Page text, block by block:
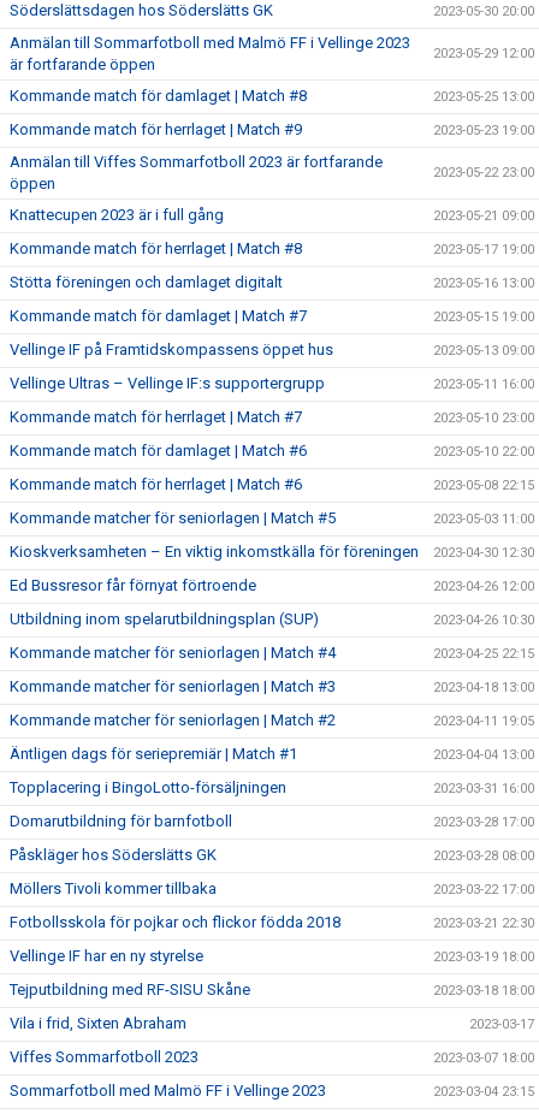
Söderslättsdagen hos Söderslätts GK 2023-05-30 20:00
Anmälan till Sommarfotboll med Malmö FF i Vellinge 2023
är fortfarande öppen
2023-05-29 12:00
Kommande match för damlaget | Match #8 2023-05-25 13:00
Kommande match för herrlaget | Match #9 2023-05-23 19:00
Anmälan till Viffes Sommarfotboll 2023 är fortfarande
öppen
2023-05-22 23:00
Knattecupen 2023 är i full gång 2023-05-21 09:00
Kommande match för herrlaget | Match #8 2023-05-17 19:00
Stötta föreningen och damlaget digitalt 2023-05-16 13:00
Kommande match för damlaget | Match #7 2023-05-15 19:00
Vellinge IF på Framtidskompassens öppet hus 2023-05-13 09:00
Vellinge Ultras – Vellinge IF:s supportergrupp 2023-05-11 16:00
Kommande match för herrlaget | Match #7 2023-05-10 23:00
Kommande match för damlaget | Match #6 2023-05-10 22:00
Kommande match för herrlaget | Match #6 2023-05-08 22:15
Kommande matcher för seniorlagen | Match #5 2023-05-03 11:00
Kioskverksamheten – En viktig inkomstkälla för föreningen 2023-04-30 12:30
Ed Bussresor får förnyat förtroende 2023-04-26 12:00
Utbildning inom spelarutbildningsplan (SUP) 2023-04-26 10:30
Kommande matcher för seniorlagen | Match #4 2023-04-25 22:15
Kommande matcher för seniorlagen | Match #3 2023-04-18 13:00
Kommande matcher för seniorlagen | Match #2 2023-04-11 19:05
Äntligen dags för seriepremiär | Match #1 2023-04-04 13:00
Topplacering i BingoLotto-försäljningen 2023-03-31 16:00
Domarutbildning för barnfotboll 2023-03-28 17:00
Påskläger hos Söderslätts GK 2023-03-28 08:00
Möllers Tivoli kommer tillbaka 2023-03-22 17:00
Fotbollsskola för pojkar och flickor födda 2018 2023-03-21 22:30
Vellinge IF har en ny styrelse 2023-03-19 18:00
Tejputbildning med RF-SISU Skåne 2023-03-18 18:00
Vila i frid, Sixten Abraham 2023-03-17
Viffes Sommarfotboll 2023 2023-03-07 18:00
Sommarfotboll med Malmö FF i Vellinge 2023 2023-03-04 23:15